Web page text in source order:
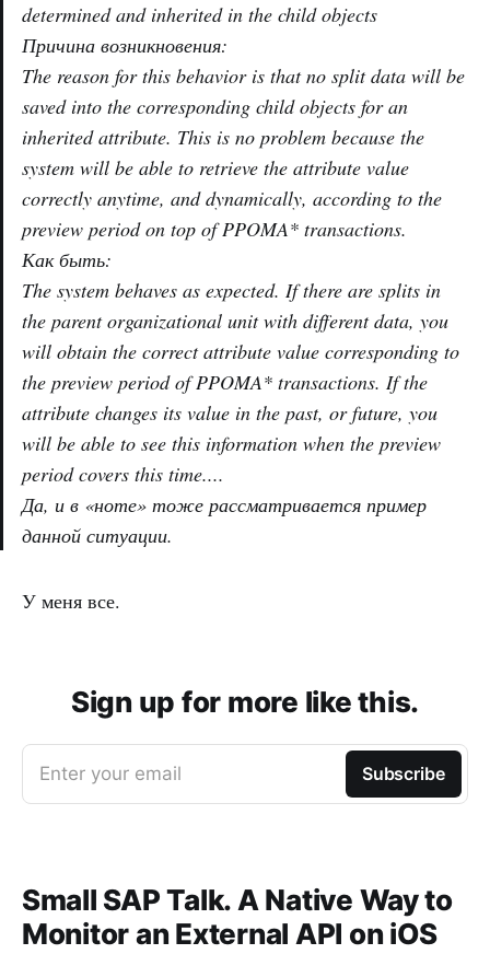
determined and inherited in the child objects
Причина возникновения:
The reason for this behavior is that no split data will be
saved into the corresponding child objects for an
inherited attribute. This is no problem because the
system will be able to retrieve the attribute value
correctly anytime, and dynamically, according to the
preview period on top of PPOMA* transactions.
Как быть:
The system behaves as expected. If there are splits in
the parent organizational unit with different data, you
will obtain the correct attribute value corresponding to
the preview period of PPOMA* transactions. If the
attribute changes its value in the past, or future, you
will be able to see this information when the preview
period covers this time....
Да, и в «ноте» тоже рассматривается пример
данной ситуации.
У меня все.
Sign up for more like this.
Enter your email Subscribe
Small SAP Talk. A Native Way to
Monitor an External API on iOS